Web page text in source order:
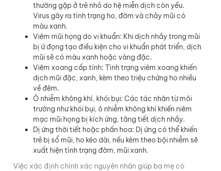
thường gặp ở trẻ nhỏ do hệ miễn dịch còn yếu.
Virus gây ra tình trạng ho, đờm và chảy mũi có
màu xanh.
Viêm mũi họng do vi khuẩn: Khi dịch nhầy trong mũi
bị ứ đọng tạo điều kiện cho vi khuẩn phát triển, dịch
mũi sẽ có màu xanh hoặc vàng đặc.
Viêm xoang cấp tính: Tình trạng viêm xoang khiến
dịch mũi đặc, xanh, kèm theo triệu chứng ho nhiều
về đêm.
Ô nhiễm không khí, khói bụi: Các tác nhân từ môi
trường như khói bụi, ô nhiễm không khí khiến niêm
mạc mũi họng bị kích ứng, tăng tiết dịch nhầy.
Dị ứng thời tiết hoặc phấn hoa: Dị ứng có thể khiến
trẻ bị sổ mũi, ho kéo dài, nếu kèm theo bội nhiễm sẽ
xuất hiện tình trạng đờm, mũi xanh.
Việc xác định chính xác nguyên nhân giúp ba mẹ có